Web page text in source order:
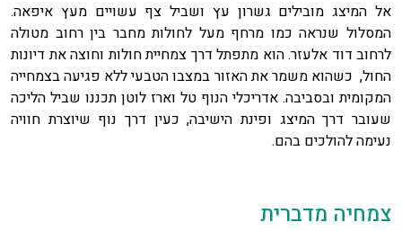
אל המיצג מובילים גשרון עץ ושביל צף עשויים מעץ איפאה.
המסלול שנראה כמו מרחף מעל לחולות מחבר בין רחוב מטולה
לרחוב דוד אלעזר. הוא מתפתל דרך צמחיית חולות וחוצה את דיונות
החול, כשהוא משמר את האזור במצבו הטבעי ללא פגיעה בצמחייה
המקומית ובסביבה. אדריכלי הנוף טל וארז לוטן תכננו שביל הליכה
שעובר דרך המיצג ופינת הישיבה, כעין דרך נוף שיוצרת חוויה
נעימה להולכים בהם.
צמחיה מדברית